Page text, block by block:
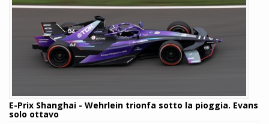
E-Prix Shanghai - Wehrlein trionfa sotto la pioggia. Evans
solo ottavo